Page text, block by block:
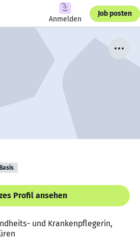
Anmelden
Job posten
Profil ansehen
und Krankenpflegerin,